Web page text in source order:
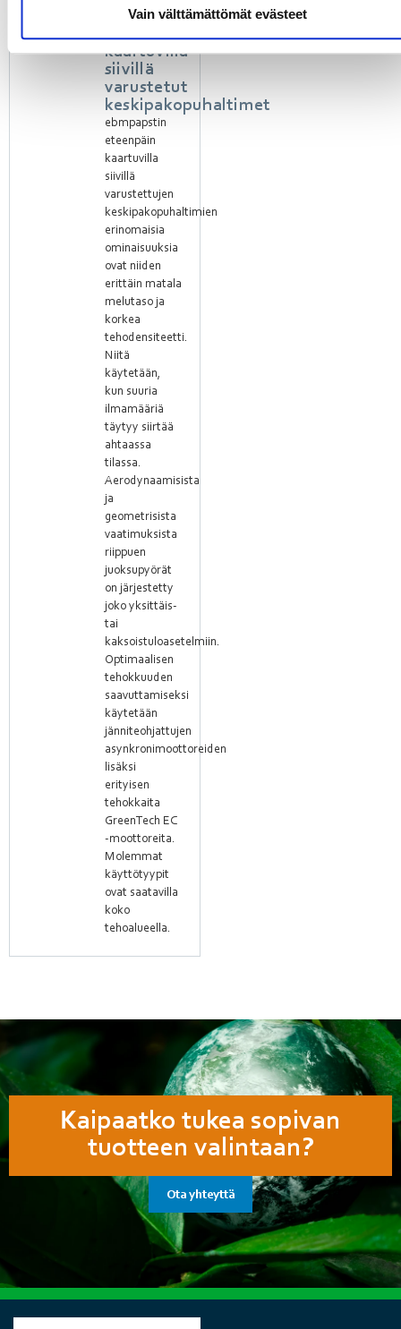
Vain välttämättömät evästeet
Eteenpäin
kaartuvilla
siivillä
varustetut
keskipakopuhaltimet
ebmpapstin
eteenpäin
kaartuvilla
siivillä
varustettujen
keskipakopuhaltimien
erinomaisia
ominaisuuksia
ovat niiden
erittäin matala
melutaso ja
korkea
tehodensiteetti.
Niitä
käytetään,
kun suuria
ilmamääriä
täytyy siirtää
ahtaassa
tilassa.
Aerodynaamisista
ja
geometrisista
vaatimuksista
riippuen
juoksupyörät
on järjestetty
joko yksittäis-
tai
kaksoistuloasetelmiin.
Optimaalisen
tehokkuuden
saavuttamiseksi
käytetään
jänniteohjattujen
asynkronimoottoreiden
lisäksi
erityisen
tehokkaita
GreenTech EC
-moottoreita.
Molemmat
käyttötyypit
ovat saatavilla
koko
tehoalueella.
Kaipaatko tukea sopivan
tuotteen valintaan?
Ota yhteyttä